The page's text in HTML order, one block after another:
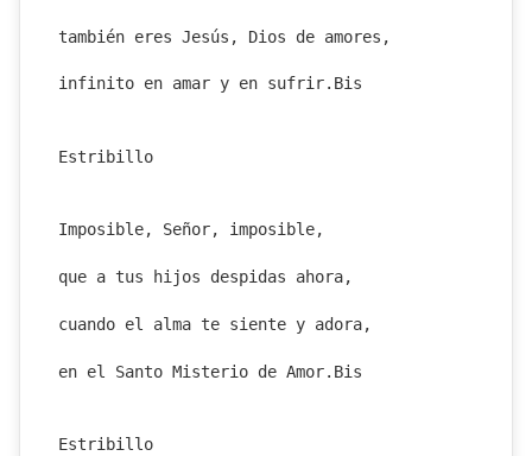
también eres Jesús, Dios de amores,
infinito en amar y en sufrir.Bis
Estribillo
Imposible, Señor, imposible,
que a tus hijos despidas ahora,
cuando el alma te siente y adora,
en el Santo Misterio de Amor.Bis
Estribillo